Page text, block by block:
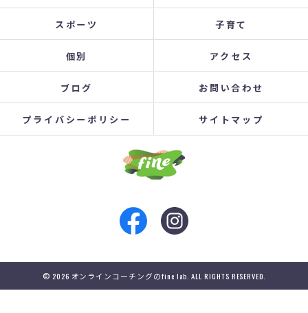
スポーツ 子育て
個別 アクセス
ブログ お問い合わせ
プライバシーポリシー サイトマップ
© 2026 オンラインコーチングのfine lab. ALL RIGHTS RESERVED.